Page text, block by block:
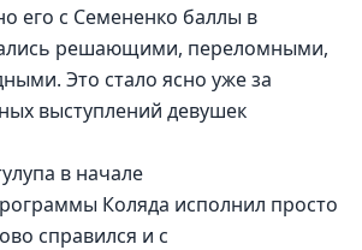
его с Семененко баллы в
решающими, переломными,
Это стало ясно уже за
выступлений девушек
в начале
Коляда исполнил просто
справился и с